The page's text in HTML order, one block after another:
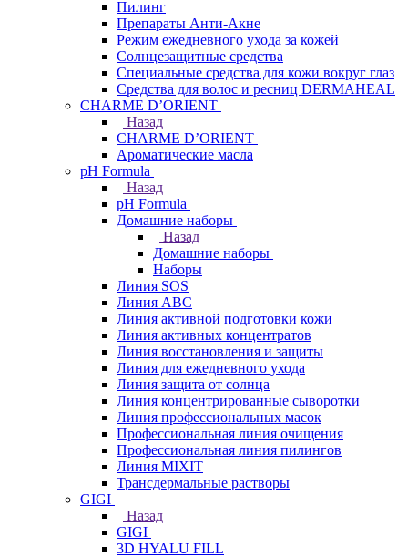
Пилинг
Препараты Анти-Акне
Режим ежедневного ухода за кожей
Солнцезащитные средства
Специальные средства для кожи вокруг глаз
Средства для волос и ресниц DERMAHEAL
CHARME D’ORIENT
Назад
CHARME D’ORIENT
Ароматические масла
pH Formula
Назад
pH Formula
Домашние наборы
Назад
Домашние наборы
Наборы
Линия SOS
Линия АВС
Линия активной подготовки кожи
Линия активных концентратов
Линия восстановления и защиты
Линия для ежедневного ухода
Линия защита от солнца
Линия концентрированные сыворотки
Линия профессиональных масок
Профессиональная линия очищения
Профессиональная линия пилингов
Линия MIXIT
Трансдермальные растворы
GIGI
Назад
GIGI
3D HYALU FILL